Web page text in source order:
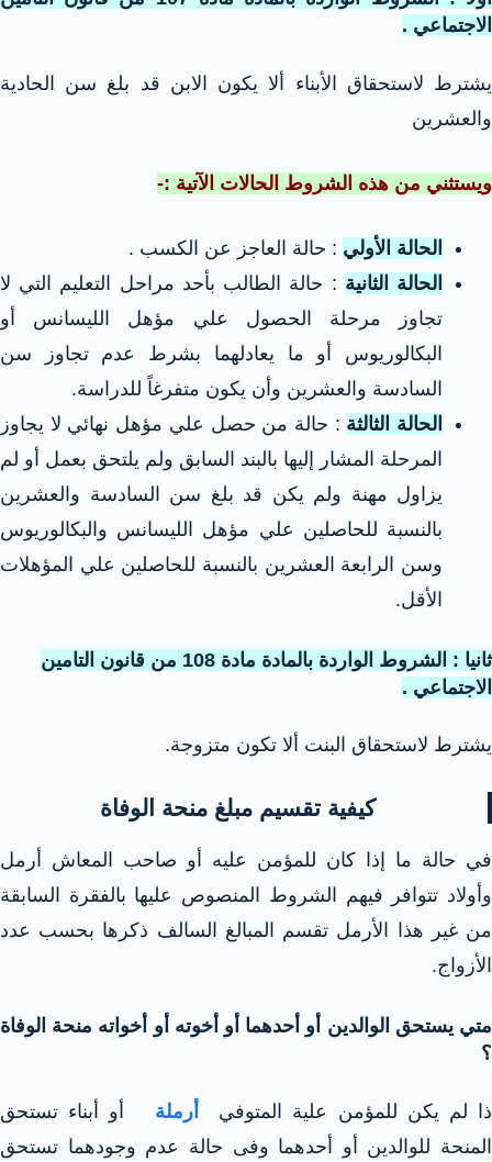
الاجتماعي .
يشترط لاستحقاق الأبناء ألا يكون الابن قد بلغ سن الحادية
والعشرين
ويستثني من هذه الشروط الحالات الآتية :-
الحالة الأولي : حالة العاجز عن الكسب .
الحالة الثانية : حالة الطالب بأحد مراحل التعليم التي لا
تجاوز مرحلة الحصول علي مؤهل الليسانس أو
البكالوريوس أو ما يعادلهما بشرط عدم تجاوز سن
السادسة والعشرين وأن يكون متفرغاً للدراسة.
الحالة الثالثة : حالة من حصل علي مؤهل نهائي لا يجاوز
المرحلة المشار إليها بالبند السابق ولم يلتحق بعمل أو لم
يزاول مهنة ولم يكن قد بلغ سن السادسة والعشرين
بالنسبة للحاصلين علي مؤهل الليسانس والبكالوريوس
وسن الرابعة العشرين بالنسبة للحاصلين علي المؤهلات
الأقل.
ثانيا : الشروط الواردة بالمادة مادة 108 من قانون التامين
الاجتماعي .
يشترط لاستحقاق البنت ألا تكون متزوجة.
كيفية تقسيم مبلغ منحة الوفاة
في حالة ما إذا كان للمؤمن عليه أو صاحب المعاش أرمل
وأولاد تتوافر فيهم الشروط المنصوص عليها بالفقرة السابقة
من غير هذا الأرمل تقسم المبالغ السالف ذكرها بحسب عدد
الأزواج.
متي يستحق الوالدين أو أحدهما أو أخوته أو أخواته منحة الوفاة
؟
ذا لم يكن للمؤمن علية المتوفي أرملة
أو أبناء تستحق
المنحة للوالدين أو أحدهما وفى حالة عدم وجودهما تستحق